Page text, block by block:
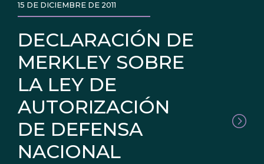
DECLARACIÓN DE
MERKLEY SOBRE
LA LEY DE
AUTORIZACIÓN
DE DEFENSA
NACIONAL
15 DE DICIEMBRE DE 2011